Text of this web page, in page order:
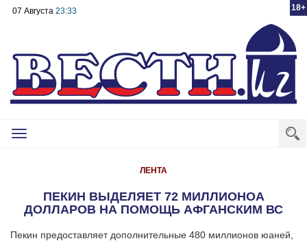
18+
07 Августа 23:33
Toggle
ЛЕНТА
ПЕКИН ВЫДЕЛЯЕТ 72 МИЛЛИОНОА
ДОЛЛАРОВ НА ПОМОЩЬ АФГАНСКИМ ВС
Пекин предоставляет дополнительные 480 миллионов юаней,